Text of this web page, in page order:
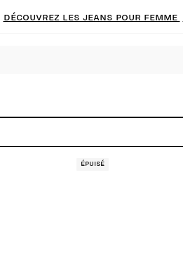
Découvrez les jeans pour femme
Épuisé